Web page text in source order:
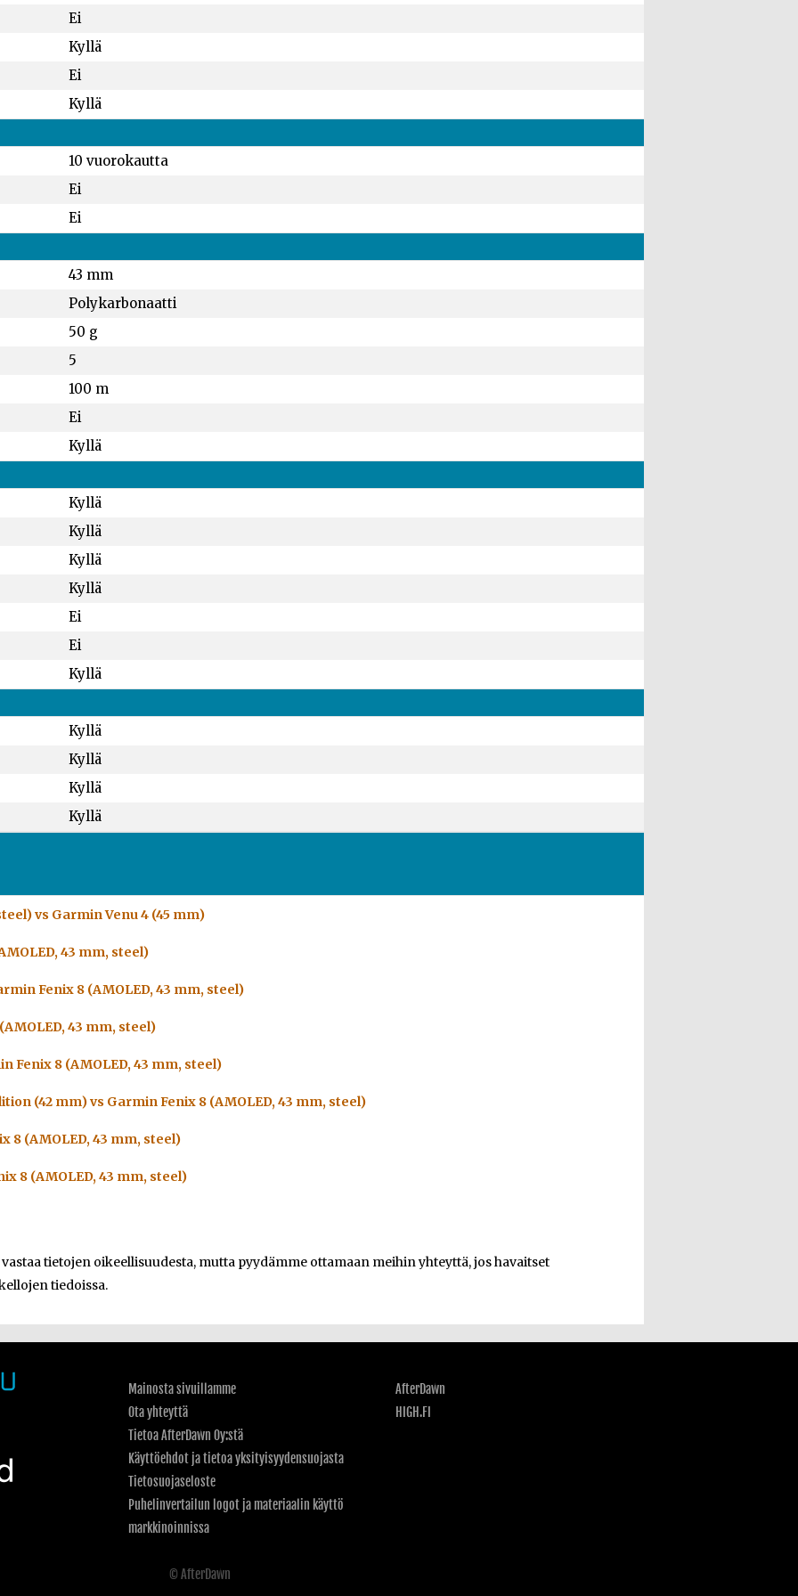
Ei
Kyllä
Ei
Kyllä
10 vuorokautta
Ei
Ei
43 mm
Polykarbonaatti
50 g
5
100 m
Ei
Kyllä
Kyllä
Kyllä
Kyllä
Kyllä
Ei
Ei
Kyllä
Kyllä
Kyllä
Kyllä
Kyllä
vs Garmin Venu 4 (45 mm)
43 mm, steel)
Fenix 8 (AMOLED, 43 mm, steel)
43 mm, steel)
Fenix 8 (AMOLED, 43 mm, steel)
(42 mm) vs Garmin Fenix 8 (AMOLED, 43 mm, steel)
8 (AMOLED, 43 mm, steel)
8 (AMOLED, 43 mm, steel)
tietojen oikeellisuudesta, mutta pyydämme ottamaan meihin yhteyttä, jos havaitset
tiedoissa.
Mainosta sivuillamme
Ota yhteyttä
Tietoa AfterDawn Oy:stä
Käyttöehdot ja tietoa yksityisyydensuojasta
Tietosuojaseloste
Puhelinvertailun logot ja materiaalin käyttö
markkinoinnissa
AfterDawn
HIGH.FI
© AfterDawn